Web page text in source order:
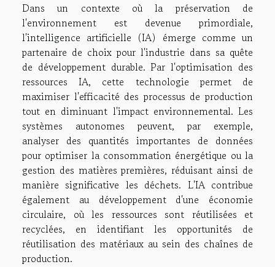
Dans un contexte où la préservation de
l'environnement est devenue primordiale,
l'intelligence artificielle (IA) émerge comme un
partenaire de choix pour l'industrie dans sa quête
de développement durable. Par l'optimisation des
ressources IA, cette technologie permet de
maximiser l'efficacité des processus de production
tout en diminuant l'impact environnemental. Les
systèmes autonomes peuvent, par exemple,
analyser des quantités importantes de données
pour optimiser la consommation énergétique ou la
gestion des matières premières, réduisant ainsi de
manière significative les déchets. L'IA contribue
également au développement d'une économie
circulaire, où les ressources sont réutilisées et
recyclées, en identifiant les opportunités de
réutilisation des matériaux au sein des chaînes de
production.